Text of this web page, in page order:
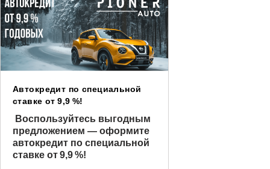
Автокредит по специальной
ставке от 9,9 %!
Воспользуйтесь выгодным
предложением — оформите
автокредит по специальной
ставке от 9,9 %!